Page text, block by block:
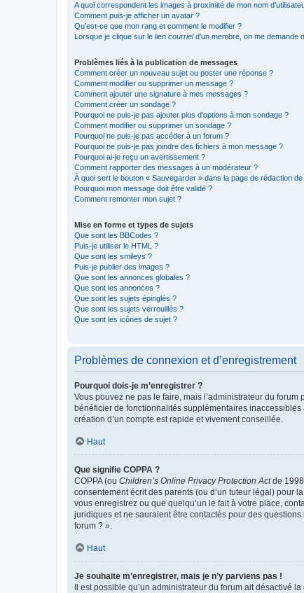
A quoi correspondent les images à proximité de mon nom
Comment puis-je afficher un avatar ?
Qu’est-ce que mon rang et comment le modifier ?
Lorsque je clique sur le lien courrield’un membre, on me demande
Problèmes liés à la publication de messages
Comment créer un nouveau sujet ou poster une réponse ?
Comment modifier ou supprimer un message ?
Comment ajouter une signature à mes messages ?
Comment créer un sondage ?
Pourquoi ne puis-je pas ajouter plus d’options à mon sondage ?
Comment modifier ou supprimer un sondage ?
Pourquoi ne puis-je pas accéder à un forum ?
Pourquoi ne puis-je pas joindre des fichiers à mon message ?
Pourquoi ai-je reçu un avertissement ?
Comment rapporter des messages à un modérateur ?
À quoi sert le bouton « Sauvegarder » dans la page de rédaction
Pourquoi mon message doit être validé ?
Comment remonter mon sujet ?
Mise en forme et types de sujets
Que sont les BBCodes ?
Puis-je utiliser le HTML ?
Que sont les smileys ?
Puis-je publier des images ?
Que sont les annonces globales ?
Que sont les annonces ?
Que sont les sujets épinglés ?
Que sont les sujets verrouillés ?
Que sont les icônes de sujet ?
Problèmes de connexion et d’enregistrement
Pourquoi dois-je m’enregistrer ?
Vous pouvez ne pas le faire, mais l’administrateur du
bénéficier de fonctionnalités supplémentaires
création d’un compte est rapide et vivement conseillée.
Haut
Que signifie COPPA ?
COPPA (ou Children’s Online Privacy Protection Actde
consentement écrit des parents (ou d’un tuteur légal) pour
vous enregistrez ou que quelqu’un le fait à votre place,
juridiques et ne sauraient être contactés pour des
forum ? ».
Haut
Je souhaite m’enregistrer, mais je n’y parviens pas !
Il est possible qu’un administrateur du forum ait désactivé